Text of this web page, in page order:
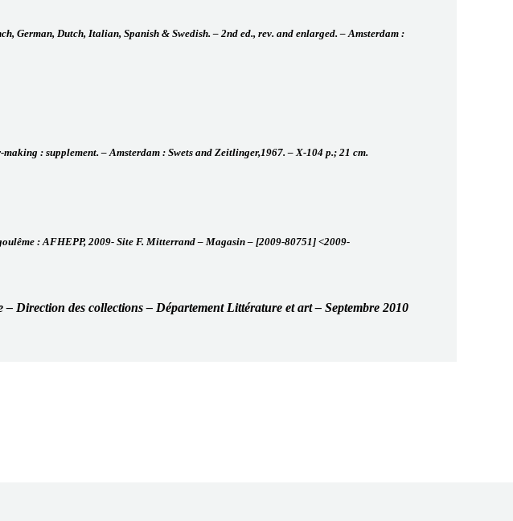
German, Dutch, Italian, Spanish & Swedish. – 2nd ed., rev. and enlarged. – Amsterdam :
: supplement. – Amsterdam : Swets and Zeitlinger,1967. – X-104 p.; 21 cm.
: AFHEPP, 2009- Site F. Mitterrand – Magasin – [2009-80751] <2009-
Direction des collections – Département Littérature et art – Septembre 2010